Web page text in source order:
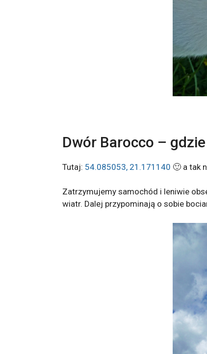
Dwór Barocco –
Tutaj: 54.085053, 21.171140 🙂 a tak
Zatrzymujemy samochód i leniwie
wiatr. Dalej przypominają o sobie